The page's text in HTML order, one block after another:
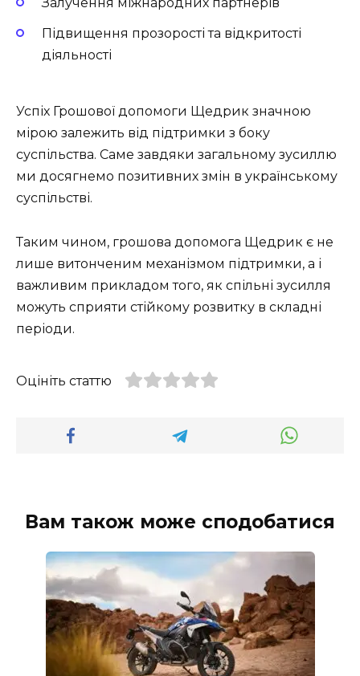
Підвищення прозорості та відкритості
діяльності
Успіх Грошової допомоги Щедрик значною
мірою залежить від підтримки з боку
суспільства. Саме завдяки загальному зусиллю
ми досягнемо позитивних змін в українському
суспільстві.
Таким чином, грошова допомога Щедрик є не
лише витонченим механізмом підтримки, а і
важливим прикладом того, як спільні зусилля
можуть сприяти стійкому розвитку в складні
періоди.
Оцініть статтю
Вам також може сподобатися